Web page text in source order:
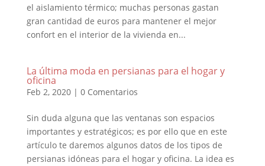
el aislamiento térmico; muchas personas gastan
gran cantidad de euros para mantener el mejor
confort en el interior de la vivienda en...
La última moda en persianas para el hogar y
oficina
Feb 2, 2020| 0 Comentarios
Sin duda alguna que las ventanas son espacios
importantes y estratégicos; es por ello que en este
artículo te daremos algunos datos de los tipos de
persianas idóneas para el hogar y oficina. La idea es